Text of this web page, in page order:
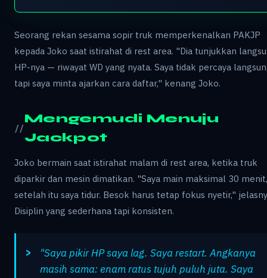
Seorang rekan sesama sopir truk memperkenalkan PAKJP
kepada Joko saat istirahat di rest area. "Dia tunjukkan
HP-nya — riwayat WD yang nyata. Saya tidak percaya
tapi saya minta ajarkan cara daftar," kenang Joko.
Mengemudi Menuju
Jackpot
Joko bermain saat istirahat malam di rest area, ketika truk
diparkir dan mesin dimatikan. "Saya main maksimal 30 menit,
setelah itu saya tidur. Besok harus tetap fokus nyetir,"
Disiplin yang sederhana tapi konsisten.
"Saya pikir HP saya lag. Saya restart. Angkanya
masih sama: enam ratus tujuh puluh juta. Saya